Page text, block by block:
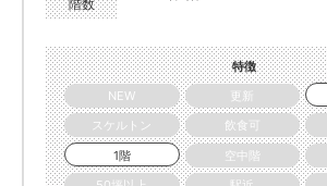
階数
特徴
NEW
更新
スケルトン
飲食可
1階
空中階